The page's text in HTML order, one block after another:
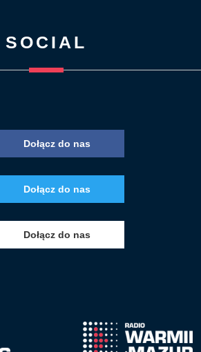
SOCIAL
Dołącz do nas
Dołącz do nas
Dołącz do nas